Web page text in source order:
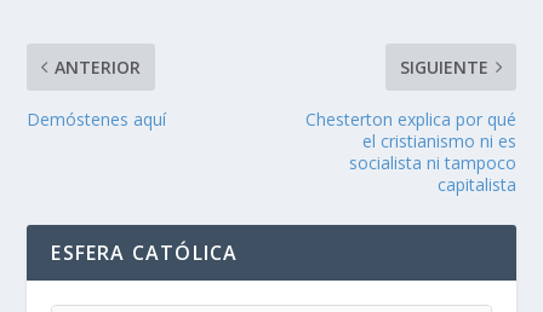
ANTERIOR
Demóstenes aquí
SIGUIENTE
Chesterton explica por qué
el cristianismo ni es
socialista ni tampoco
capitalista
ESFERA CATÓLICA